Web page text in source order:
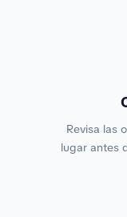
Revisa las
lugar antes